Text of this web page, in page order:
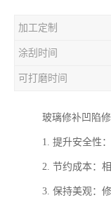
加工定制
涂刮时间
可打磨时间
玻璃修补凹陷
1. 提升安全性
2. 节约成本：
3. 保持美观：